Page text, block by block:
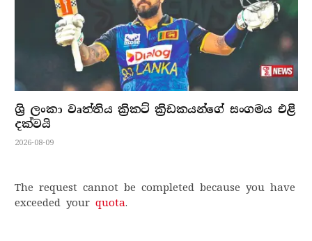
ශ්‍රි ලංකා වෘත්තිය ක්‍රිකට් ක්‍රිඩකයන්ගේ සංගමය එළි
දක්වයි
2026-08-09
The request cannot be completed because you have
exceeded your quota.